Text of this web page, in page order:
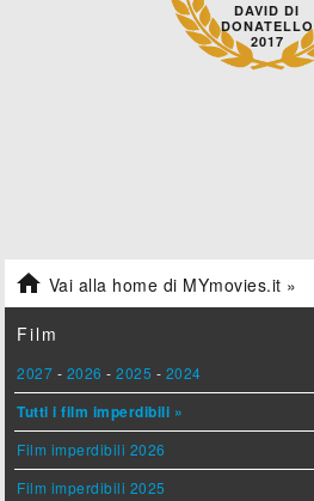
DAVID DI
DONATELLO
2017
 Vai alla home di MYmovies.it »
Film
2027 - 2026 -2025 - 2024
Tutti i film imperdibili »
Film imperdibili 2026
Film imperdibili 2025